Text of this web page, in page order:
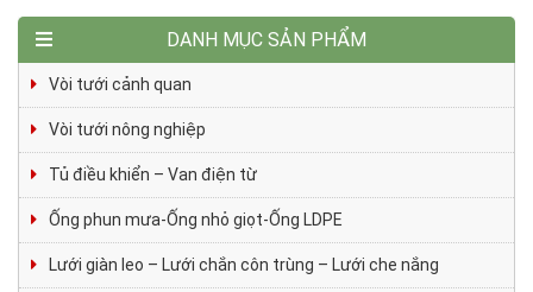
DANH MỤC SẢN PHẨM
Vòi tưới cảnh quan
Vòi tưới nông nghiệp
Tủ điều khiển – Van điện từ
Ống phun mưa-Ống nhỏ giọt-Ống LDPE
Lưới giàn leo – Lưới chắn côn trùng – Lưới che nắng